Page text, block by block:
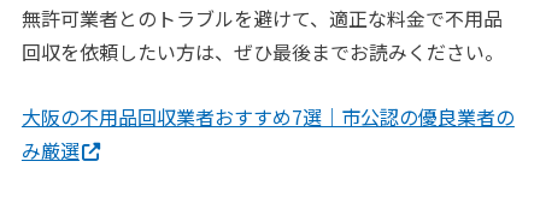
無許可業者とのトラブルを避けて、適正な料金で不用品
回収を依頼したい方は、ぜひ最後までお読みください。
大阪の不用品回収業者おすすめ7選｜市公認の優良業者の
み厳選